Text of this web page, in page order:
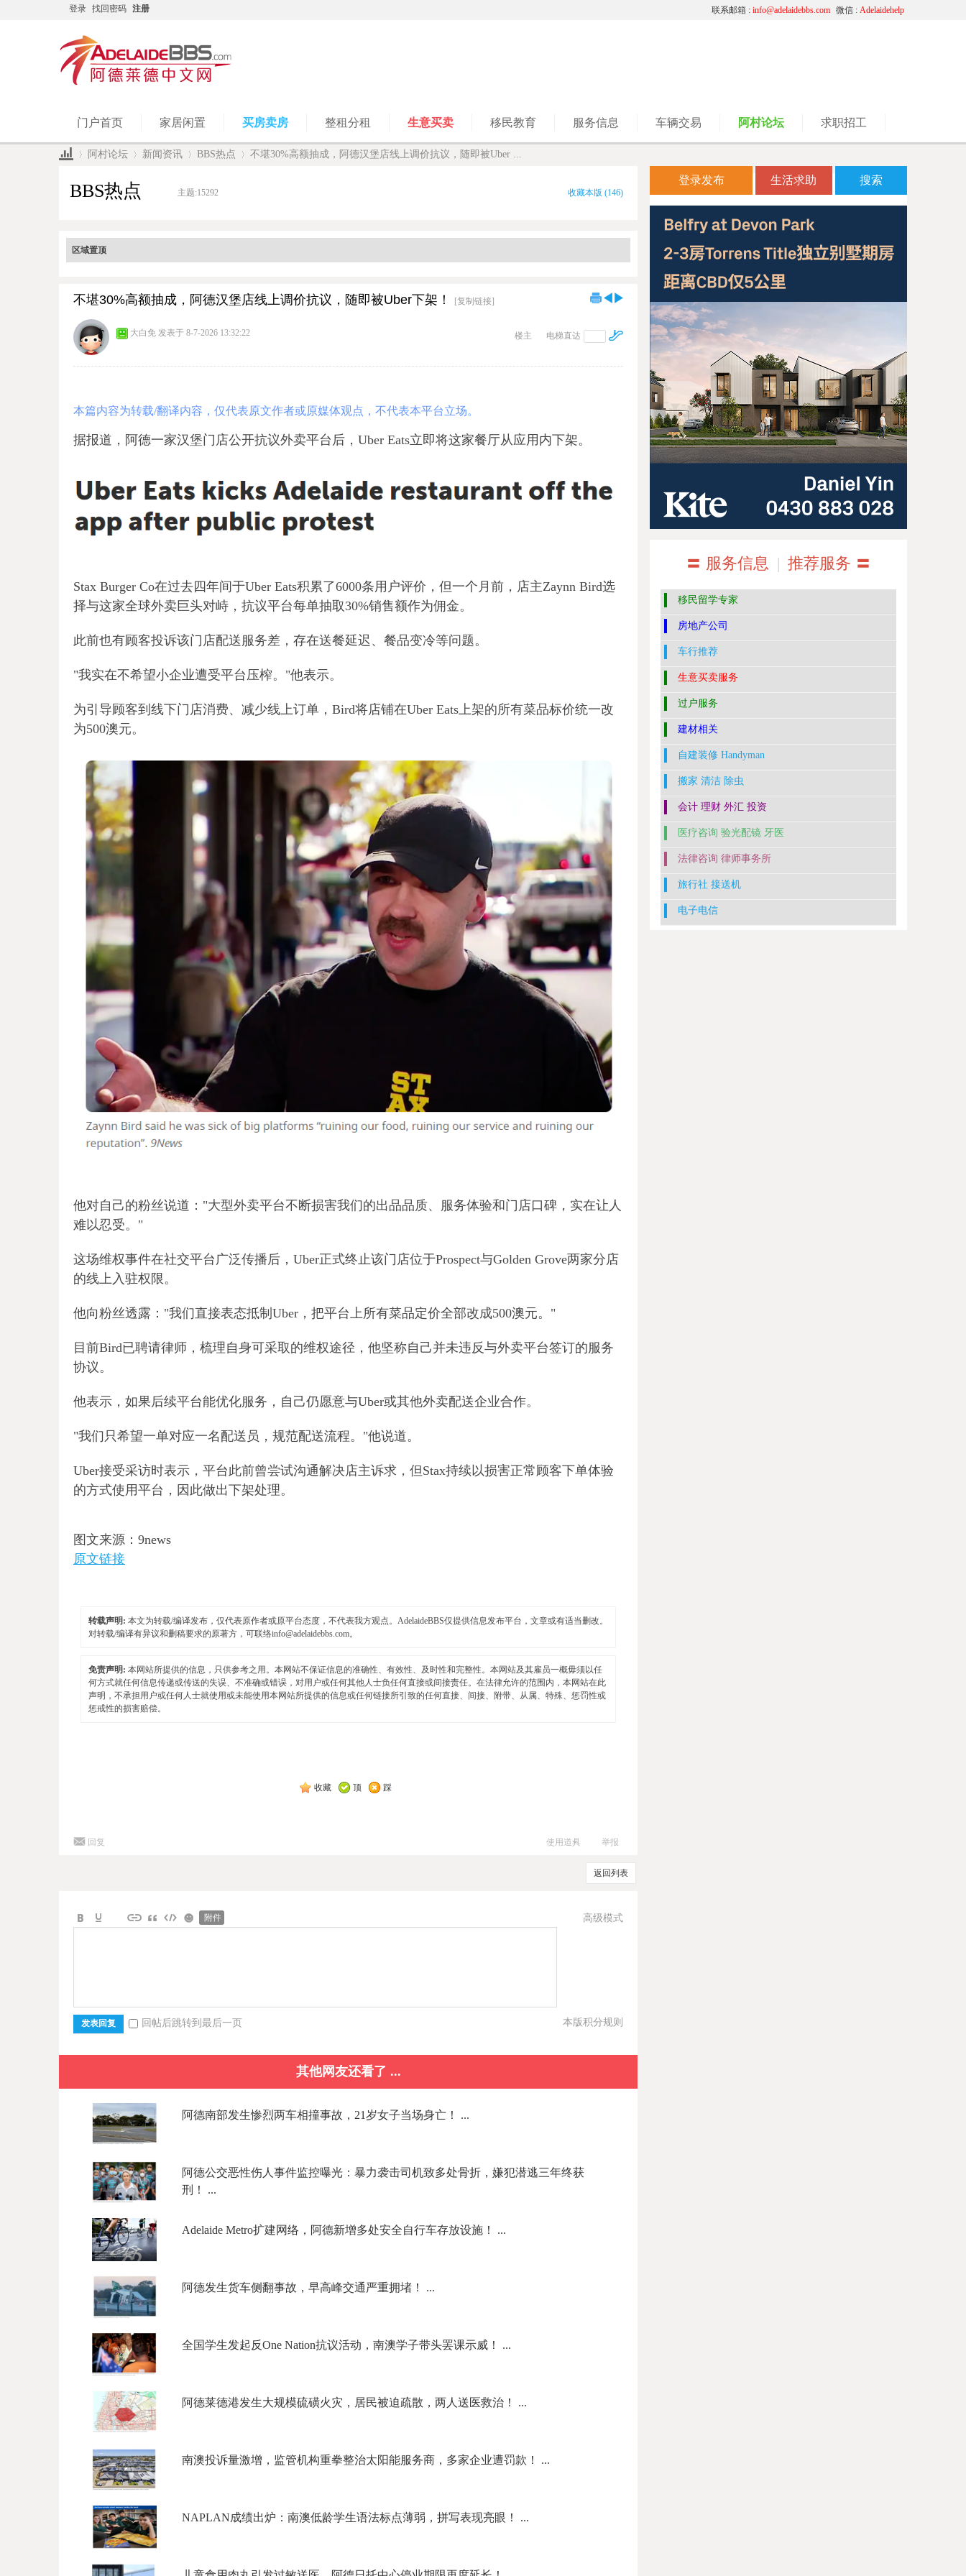
登录 找回密码 注册 微信 : Adelaidehelp
联系邮箱 : info@adelaidebbs.com
门户首页 家居闲置 买房卖房 整租分租 生意买卖 移民教育 服务信息 车辆交易 阿村论坛 求职招工
阿村论坛 新闻资讯 BBS热点 不堪30%高额抽成，阿德汉堡店线上调价抗议，随即被Uber ...
BBS热点 主题:15292 收藏本版 (146)
区域置顶
不堪30%高额抽成，阿德汉堡店线上调价抗议，随即被Uber下架！ [复制链接]
电梯直达
楼主
大白免 发表于 8-7-2026 13:32:22
本篇内容为转载/翻译内容，仅代表原文作者或原媒体观点，不代表本平台立场。
据报道，阿德一家汉堡门店公开抗议外卖平台后，Uber Eats立即将这家餐厅从应用内下架。
Stax Burger Co在过去四年间于Uber Eats积累了6000条用户评价，但一个月前，店主Zaynn Bird选
择与这家全球外卖巨头对峙，抗议平台每单抽取30%销售额作为佣金。
此前也有顾客投诉该门店配送服务差，存在送餐延迟、餐品变冷等问题。
"我实在不希望小企业遭受平台压榨。"他表示。
为引导顾客到线下门店消费、减少线上订单，Bird将店铺在Uber Eats上架的所有菜品标价统一改
为500澳元。
他对自己的粉丝说道："大型外卖平台不断损害我们的出品品质、服务体验和门店口碑，实在让人
难以忍受。"
这场维权事件在社交平台广泛传播后，Uber正式终止该门店位于Prospect与Golden Grove两家分店
的线上入驻权限。
他向粉丝透露："我们直接表态抵制Uber，把平台上所有菜品定价全部改成500澳元。"
目前Bird已聘请律师，梳理自身可采取的维权途径，他坚称自己并未违反与外卖平台签订的服务
协议。
他表示，如果后续平台能优化服务，自己仍愿意与Uber或其他外卖配送企业合作。
"我们只希望一单对应一名配送员，规范配送流程。"他说道。
Uber接受采访时表示，平台此前曾尝试沟通解决店主诉求，但Stax持续以损害正常顾客下单体验
的方式使用平台，因此做出下架处理。
图文来源：9news
原文链接
转载声明: 本文为转载/编译发布，仅代表原作者或原平台态度，不代表我方观点。AdelaideBBS仅提供信息发布平台，文章或有适当删改。
对转载/编译有异议和删稿要求的原著方，可联络info@adelaidebbs.com。
免责声明: 本网站所提供的信息，只供参考之用。本网站不保证信息的准确性、有效性、及时性和完整性。本网站及其雇员一概毋须以任
何方式就任何信息传递或传送的失误、不准确或错误，对用户或任何其他人士负任何直接或间接责任。在法律允许的范围内，本网站在此
声明，不承担用户或任何人士就使用或未能使用本网站所提供的信息或任何链接所引致的任何直接、间接、附带、从属、特殊、惩罚性或
惩戒性的损害赔偿。
收藏 顶 踩
回复 使用道具 举报
返回列表
高级模式
附件
本版积分规则
发表回复 回帖后跳转到最后一页
其他网友还看了 ...
阿德南部发生惨烈两车相撞事故，21岁女子当场身亡！ ...
阿德公交恶性伤人事件监控曝光：暴力袭击司机致多处骨折，嫌犯潜逃三年终获
刑！ ...
Adelaide Metro扩建网络，阿德新增多处安全自行车存放设施！ ...
阿德发生货车侧翻事故，早高峰交通严重拥堵！ ...
全国学生发起反One Nation抗议活动，南澳学子带头罢课示威！ ...
阿德莱德港发生大规模硫磺火灾，居民被迫疏散，两人送医救治！ ...
南澳投诉量激增，监管机构重拳整治太阳能服务商，多家企业遭罚款！ ...
NAPLAN成绩出炉：南澳低龄学生语法标点薄弱，拼写表现亮眼！ ...
登录发布 生活求助 搜索
〓 服务信息 | 推荐服务 〓
移民留学专家
房地产公司
车行推荐
生意买卖服务
过户服务
建材相关
自建装修 Handyman
搬家 清洁 除虫
会计 理财 外汇 投资
医疗咨询 验光配镜 牙医
法律咨询 律师事务所
旅行社 接送机
电子电信